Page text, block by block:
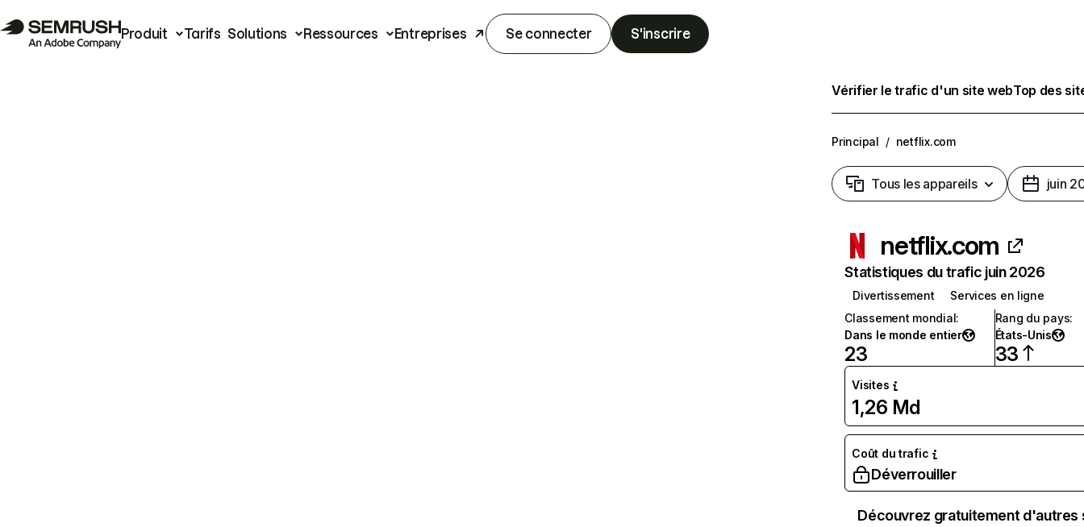
Produit Tarifs Solutions Ressources Entreprises Se connecter S'inscrire
Vérifier le trafic d'un site webTop des
Principal / netflix.com
Tous les appareils juin
netflix.com
Statistiques du trafic juin 2026
Divertissement
Services en ligne
Classement mondial:
Dans le monde entier
23
Rang du pays:
États-Unis
33
Visites
1,26 Md
Coût du trafic
Déverrouiller
Découvrez gratuitement